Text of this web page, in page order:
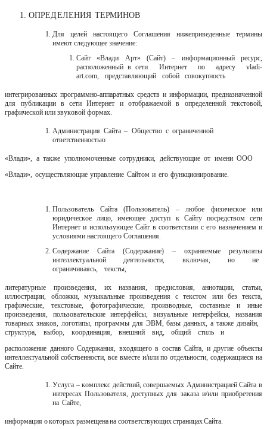
ОПРЕДЕЛЕНИЯ ТЕРМИНОВ
Для целей настоящего Соглашения нижеприведенные термины
имеют следующее значение:
Сайт «Влади Арт» (Сайт)‒ информационный ресурс,
расположенный в сети
Интернет по адресу
vladi-
art.com,
представляющий собой совокупность
интегрированных программно-аппаратных средств и информации, предназначенной
для публикации в сети Интернет и отображаемой в определенной текстовой,
графической или звуковой формах.
Администрация Сайта ‒ Общество с ограниченной
ответственностью
«Влади», а также уполномоченные сотрудники, действующие от имени ООО
«Влади», осуществляющие управление Сайтом и его функционирование.
Пользователь Сайта (Пользователь) ‒ любое физическое или
юридическое лицо, имеющее доступ к Сайту посредством сети
Интернет и использующее Сайт в соответствии с его назначением и
условиями настоящего Соглашения.
Содержание Сайта (Содержание) ‒ охраняемые результаты
интеллектуальной
деятельности, включая, но
не
ограничиваясь,
тексты,
литературные произведения, их названия, предисловия, аннотации, статьи,
иллюстрации, обложки, музыкальные произведения с текстом или без текста,
графические, текстовые, фотографические, производные, составные и иные
произведения, пользовательские интерфейсы, визуальные интерфейсы, названия
товарных знаков, логотипы, программы для ЭВМ, базы данных, а также дизайн,
структура,
выбор, координация, внешний вид, общий стиль
и
расположение данного Содержания, входящего в состав Сайта, и другие объекты
интеллектуальной собственности, все вместе и/или по отдельности, содержащиеся на
Сайте.
Услуга ‒ комплекс действий, совершаемых Администрацией Сайта в
интересах Пользователя, доступных для заказа и/или приобретения
на Сайте,
информация окоторых размещенана соответствующихстраницахСайта.